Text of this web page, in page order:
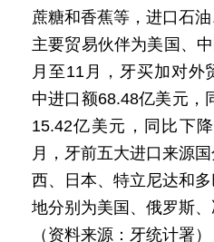
蔗糖和香蕉等，进口石油
主要贸易伙伴为美国、
月至11月，牙买加对外
中进口额68.48亿美元，
15.42亿美元，同比下
月，牙前五大进口来源
西、日本、特立尼达和
地分别为美国、俄罗斯、
（资料来源：牙统计署）